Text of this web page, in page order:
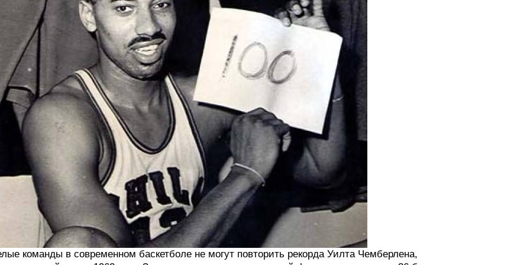
команды в современном баскетболе не могут повторить рекорда Уилта Чемберлена,